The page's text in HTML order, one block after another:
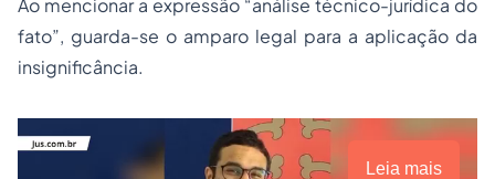
Ao mencionar a expressão “análise técnico-jurídica do
fato”, guarda-se o amparo legal para a aplicação da
insignificância.
Leia mais